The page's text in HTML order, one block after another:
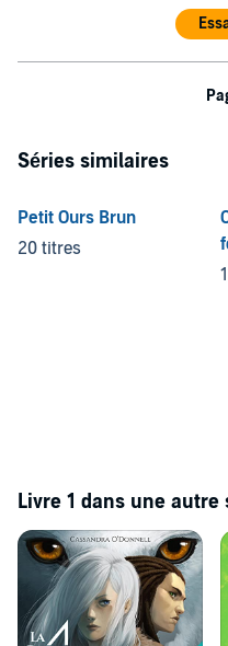
©2023 Éditions Milan (P)2023
Séries similaires
Petit Ours Brun
20 titres
Livre 1 dans une autre